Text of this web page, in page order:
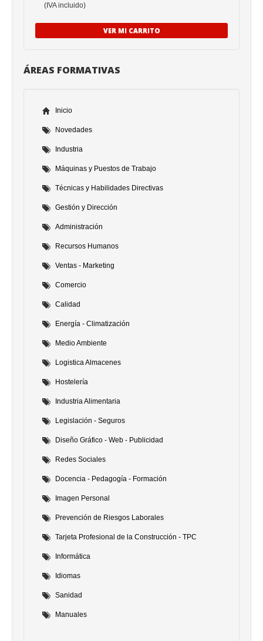
(IVA incluido)
VER MI CARRITO
ÁREAS FORMATIVAS
Inicio
Novedades
Industria
Máquinas y Puestos de Trabajo
Técnicas y Habilidades Directivas
Gestión y Dirección
Administración
Recursos Humanos
Ventas - Marketing
Comercio
Calidad
Energía - Climatización
Medio Ambiente
Logistica Almacenes
Hostelería
Industria Alimentaria
Legislación - Seguros
Diseño Gráfico - Web - Publicidad
Redes Sociales
Docencia - Pedagogía - Formación
Imagen Personal
Prevención de Riesgos Laborales
Tarjeta Profesional de la Construcción - TPC
Informática
Idiomas
Sanidad
Manuales